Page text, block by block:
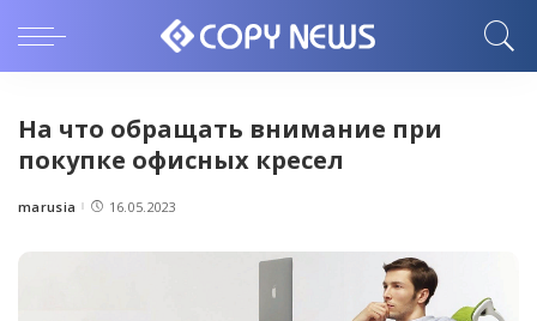
На что обращать внимание при
покупке офисных кресел
Posted
marusia 16.05.2023